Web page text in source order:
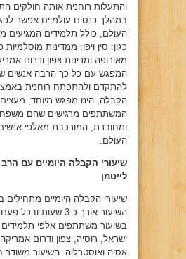
והתעלות רוחנית אותה חולקים
במהלך כנסים עולמיים אפשר
העולם, כולל תלמידים המגיעים
כגון: סין ויפן; ממדינות מוסלמיות
מאירופה ומדינות צפון ודרום
המפגש עם כל כך הרבה אנשים
להתקדם ולהתפתח רוחנית
הקבלה, הינו מפגש מיוחד,
המשתתפים מרגישים שהם
ומחוברת, המורכבת מאלפי
העולם.
שיעורי הקבלה היומיים עם
לייטמן
השיעור אורך כ-3 שעות
בשיעור משתתפים אלפי
ישראל, רוסיה, צפון ודרום
אסיה ואוסטרליה. השיעור משודר